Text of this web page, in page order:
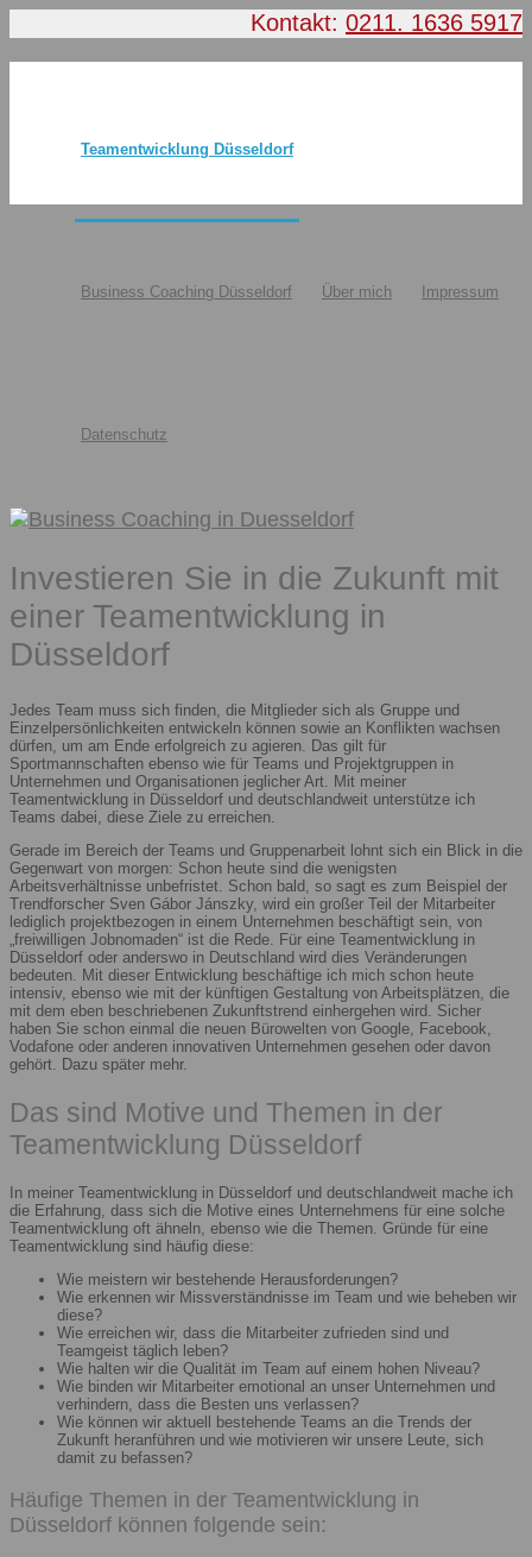
Kontakt: 0211. 1636 5917
Teamentwicklung Düsseldorf
Business Coaching Düsseldorf Über mich Impressum
Datenschutz
Investieren Sie in die Zukunft mit
einer Teamentwicklung in
Düsseldorf
Jedes Team muss sich finden, die Mitglieder sich als Gruppe und
Einzelpersönlichkeiten entwickeln können sowie an Konflikten wachsen
dürfen, um am Ende erfolgreich zu agieren. Das gilt für
Sportmannschaften ebenso wie für Teams und Projektgruppen in
Unternehmen und Organisationen jeglicher Art. Mit meiner
Teamentwicklung in Düsseldorf und deutschlandweit unterstütze ich
Teams dabei, diese Ziele zu erreichen.
Gerade im Bereich der Teams und Gruppenarbeit lohnt sich ein Blick in die
Gegenwart von morgen: Schon heute sind die wenigsten
Arbeitsverhältnisse unbefristet. Schon bald, so sagt es zum Beispiel der
Trendforscher Sven Gábor Jánszky, wird ein großer Teil der Mitarbeiter
lediglich projektbezogen in einem Unternehmen beschäftigt sein, von
„freiwilligen Jobnomaden“ ist die Rede. Für eine Teamentwicklung in
Düsseldorf oder anderswo in Deutschland wird dies Veränderungen
bedeuten. Mit dieser Entwicklung beschäftige ich mich schon heute
intensiv, ebenso wie mit der künftigen Gestaltung von Arbeitsplätzen, die
mit dem eben beschriebenen Zukunftstrend einhergehen wird. Sicher
haben Sie schon einmal die neuen Bürowelten von Google, Facebook,
Vodafone oder anderen innovativen Unternehmen gesehen oder davon
gehört. Dazu später mehr.
Das sind Motive und Themen in der
Teamentwicklung Düsseldorf
In meiner Teamentwicklung in Düsseldorf und deutschlandweit mache ich
die Erfahrung, dass sich die Motive eines Unternehmens für eine solche
Teamentwicklung oft ähneln, ebenso wie die Themen. Gründe für eine
Teamentwicklung sind häufig diese:
Wie meistern wir bestehende Herausforderungen?
Wie erkennen wir Missverständnisse im Team und wie beheben wir
diese?
Wie erreichen wir, dass die Mitarbeiter zufrieden sind und
Teamgeist täglich leben?
Wie halten wir die Qualität im Team auf einem hohen Niveau?
Wie binden wir Mitarbeiter emotional an unser Unternehmen und
verhindern, dass die Besten uns verlassen?
Wie können wir aktuell bestehende Teams an die Trends der
Zukunft heranführen und wie motivieren wir unsere Leute, sich
damit zu befassen?
Häufige Themen in der Teamentwicklung in
Düsseldorf können folgende sein: